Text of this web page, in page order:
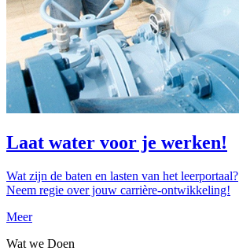
Laat water voor je werken!
Wat zijn de baten en lasten van het leerportaal?
Neem regie over jouw carrière-ontwikkeling!
Meer
Wat we Doen